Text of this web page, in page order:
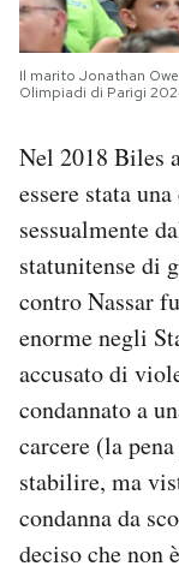
Il marito Jonathan
Olimpiadi di Parigi
Nel 2018 Biles
essere stata
sessualmente
statunitense di
contro Nassar
enorme negli
accusato di
condannato a
carcere (la
stabilire, ma
condanna da
deciso che non